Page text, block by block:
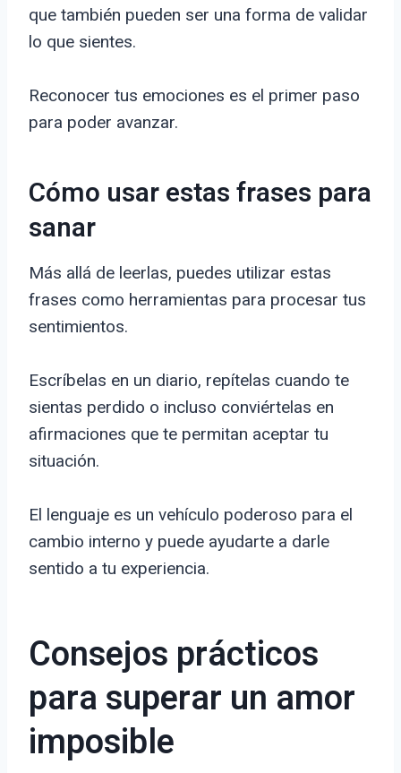
que también pueden ser una forma de validar
lo que sientes.
Reconocer tus emociones es el primer paso
para poder avanzar.
Cómo usar estas frases para
sanar
Más allá de leerlas, puedes utilizar estas
frases como herramientas para procesar tus
sentimientos.
Escríbelas en un diario, repítelas cuando te
sientas perdido o incluso conviértelas en
afirmaciones que te permitan aceptar tu
situación.
El lenguaje es un vehículo poderoso para el
cambio interno y puede ayudarte a darle
sentido a tu experiencia.
Consejos prácticos
para superar un amor
imposible